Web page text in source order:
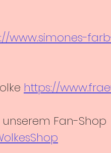
www.simones-
https://
Fan-Shop